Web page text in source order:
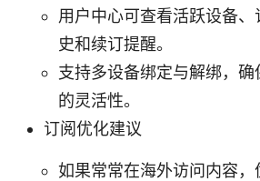
用户中心可查看活跃设备
史和续订提醒。
支持多设备绑定与解绑，
的灵活性。
订阅优化建议
如果常常在海外访问内容